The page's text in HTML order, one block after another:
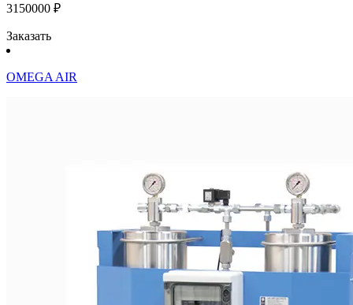
3150000 ₽
Заказать
OMEGA AIR